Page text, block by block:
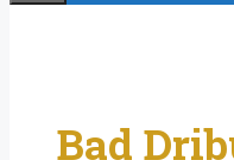
Bad